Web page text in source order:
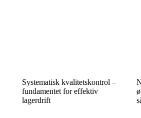
Systematisk kvalitetskontrol –
fundamentet for effektiv
lagerdrift